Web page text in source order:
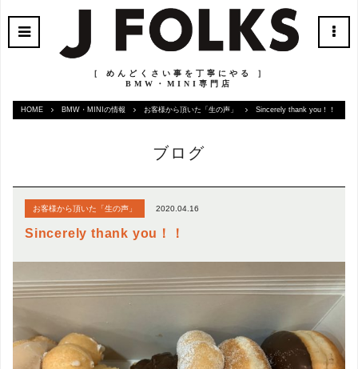
［ めんどくさい事を丁寧にやる ］
BMW・MINI専門店
HOME BMW・MINIの情報 お客様から頂いた「生の声」 Sincerely thank you！！
ブログ
お客様から頂いた「生の声」 2020.04.16
Sincerely thank you！！